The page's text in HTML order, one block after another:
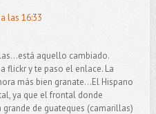
las 16:33
aquello cambiado.
flickr y te paso el enlace. La
más bien granate...El Hispano
ya que el frontal donde
de guateques (camarillas)